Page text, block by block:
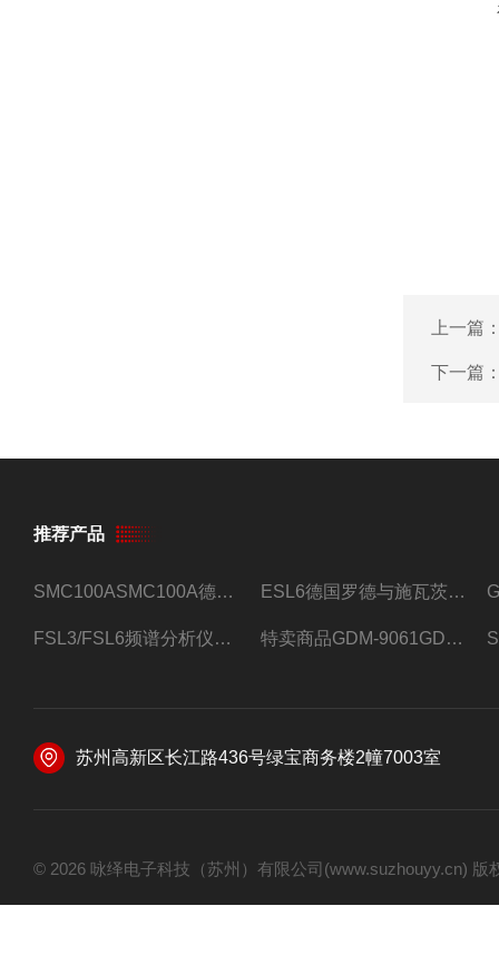
上一篇
下一篇
推荐产品
SMC100ASMC100A德国罗德与施瓦茨射频信号源 ESL6德国罗德与施瓦茨预认证EMI接收机
FSL3/FSL6频谱分析仪FSL3/FSL6罗德与施瓦茨 特卖商品GDM-9061GDM-9061台式万用表
苏州高新区长江路436号绿宝商务楼2幢7003室
© 2026 咏绎电子科技（苏州）有限公司(www.suzhouyy.cn)